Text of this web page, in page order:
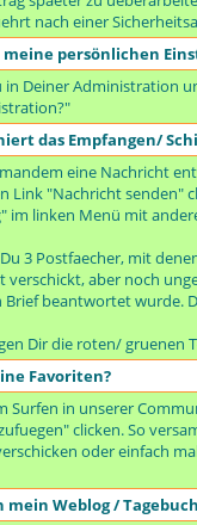
nach einer
persönlichen
in Deiner Administration
das Empfangen/
eine Nachricht
Link "Nachricht senden"
im linken Menü mit
3 Postfaecher, mit
verschickt, aber noch
Brief beantwortet wurde.
Dir die roten/ gruenen
Favoriten?
Surfen in unserer
clicken. So
oder einfach
mein Weblog /